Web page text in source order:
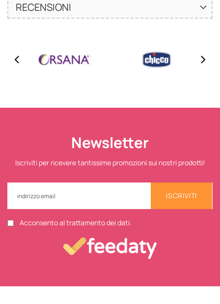
RECENSIONI
Newsletter
Iscriviti per ricevere tantissime promozioni sui nostri prodotti!
ISCRIVITI
Acconsento al trattamento dei dati.